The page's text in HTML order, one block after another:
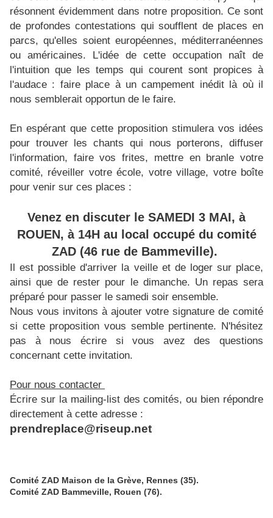
résonnent évidemment dans notre proposition. Ce sont
de profondes contestations qui soufflent de places en
parcs, qu'elles soient européennes, méditerranéennes
ou américaines. L'idée de cette occupation naît de
l'intuition que les temps qui courent sont propices à
l'audace : faire place à un campement inédit là où il
nous semblerait opportun de le faire.
En espérant que cette proposition stimulera vos idées
pour trouver les chants qui nous porterons, diffuser
l'information, faire vos frites, mettre en branle votre
comité, réveiller votre école, votre village, votre boîte
pour venir sur ces places :
Venez en discuter le SAMEDI 3 MAI, à
ROUEN, à 14H au local occupé du comité
ZAD (46 rue de Bammeville).
Il est possible d'arriver la veille et de loger sur place,
ainsi que de rester pour le dimanche. Un repas sera
préparé pour passer le samedi soir ensemble.
Nous vous invitons à ajouter votre signature de comité
si cette proposition vous semble pertinente. N'hésitez
pas à nous écrire si vous avez des questions
concernant cette invitation.
Pour nous contacter
Écrire sur la mailing-list des comités, ou bien répondre
directement à cette adresse :
prendreplace@riseup.net
Comité ZAD Maison de la Grève, Rennes (35).
Comité ZAD Bammeville, Rouen (76).